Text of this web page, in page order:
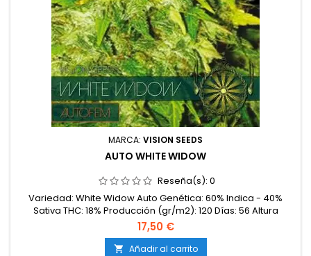
MARCA: VISION SEEDS
AUTO WHITE WIDOW
Reseña(s): 0
Variedad: White Widow Auto Genética: 60% Indica - 40%
Sativa THC: 18% Producción (gr/m2): 120 Días: 56 Altura
Interior (cm): 50 Altura Exterior (cm): 60 Efecto: Relajante
Sabor: Terroso
17,50 €
 Añadir al carrito